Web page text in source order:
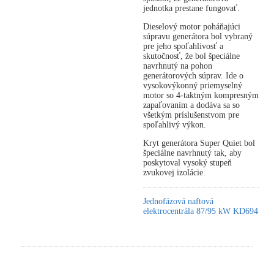
jednotka prestane fungovať.
Dieselový motor poháňajúci
súpravu generátora bol vybraný
pre jeho spoľahlivosť a
skutočnosť, že bol špeciálne
navrhnutý na pohon
generátorových súprav. Ide o
vysokovýkonný priemyselný
motor so 4-taktným kompresným
zapaľovaním a dodáva sa so
všetkým príslušenstvom pre
spoľahlivý výkon.
Kryt generátora Super Quiet bol
špeciálne navrhnutý tak, aby
poskytoval vysoký stupeň
zvukovej izolácie.
Jednofázová naftová
elektrocentrála 87/95 kW KD694